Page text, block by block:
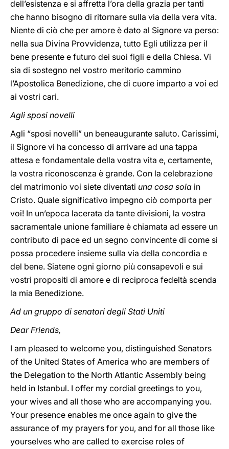
dell’esistenza e si affretta l’ora della grazia per tanti
che hanno bisogno di ritornare sulla via della vera vita.
Niente di ciò che per amore è dato al Signore va perso:
nella sua Divina Provvidenza, tutto Egli utilizza per il
bene presente e futuro dei suoi figli e della Chiesa. Vi
sia di sostegno nel vostro meritorio cammino
l’Apostolica Benedizione, che di cuore imparto a voi ed
ai vostri cari.
Agli sposi novelli
Agli “sposi novelli” un beneaugurante saluto. Carissimi,
il Signore vi ha concesso di arrivare ad una tappa
attesa e fondamentale della vostra vita e, certamente,
la vostra riconoscenza è grande. Con la celebrazione
del matrimonio voi siete diventati una cosa sola in
Cristo. Quale significativo impegno ciò comporta per
voi! In un’epoca lacerata da tante divisioni, la vostra
sacramentale unione familiare è chiamata ad essere un
contributo di pace ed un segno convincente di come si
possa procedere insieme sulla via della concordia e
del bene. Siatene ogni giorno più consapevoli e sui
vostri propositi di amore e di reciproca fedeltà scenda
la mia Benedizione.
Ad un gruppo di senatori degli Stati Uniti
Dear Friends,
I am pleased to welcome you, distinguished Senators
of the United States of America who are members of
the Delegation to the North Atlantic Assembly being
held in Istanbul. I offer my cordial greetings to you,
your wives and all those who are accompanying you.
Your presence enables me once again to give the
assurance of my prayers for you, and for all those like
yourselves who are called to exercise roles of